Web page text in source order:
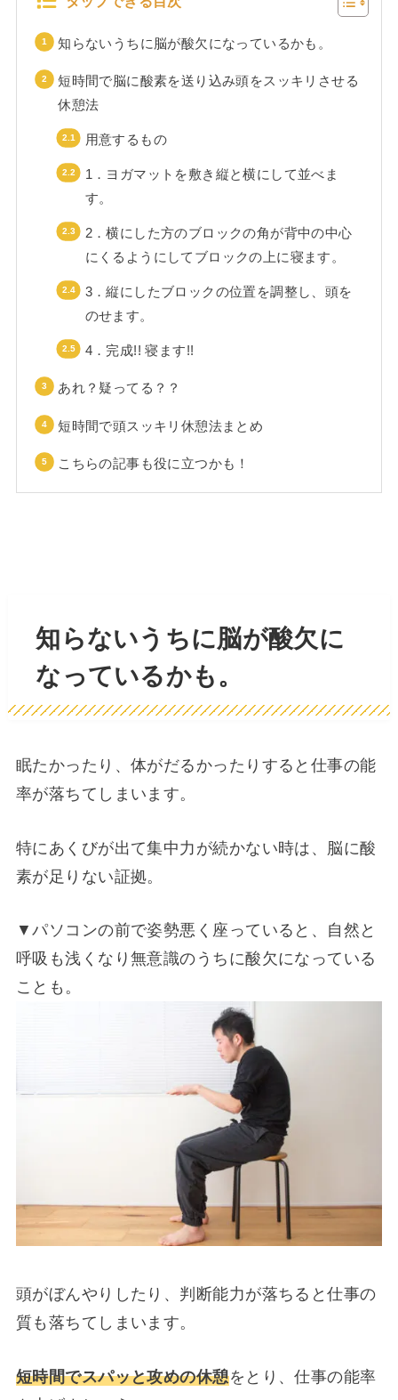
知らないうちに脳が酸欠になっているかも。
短時間で脳に酸素を送り込み頭をスッキリさせる
休憩法
用意するもの
1．ヨガマットを敷き縦と横にして並べま
す。
2．横にした方のブロックの角が背中の中心
にくるようにしてブロックの上に寝ます。
3．縦にしたブロックの位置を調整し、頭を
のせます。
4．完成!! 寝ます!!
あれ？疑ってる？？
短時間で頭スッキリ休憩法まとめ
こちらの記事も役に立つかも！
知らないうちに脳が酸欠に
なっているかも。
眠たかったり、体がだるかったりすると仕事の能
率が落ちてしまいます。
特にあくびが出て集中力が続かない時は、脳に酸
素が足りない証拠。
▼パソコンの前で姿勢悪く座っていると、自然と
呼吸も浅くなり無意識のうちに酸欠になっている
ことも。
頭がぼんやりしたり、判断能力が落ちると仕事の
質も落ちてしまいます。
短時間でスパッと攻めの休憩をとり、仕事の能率